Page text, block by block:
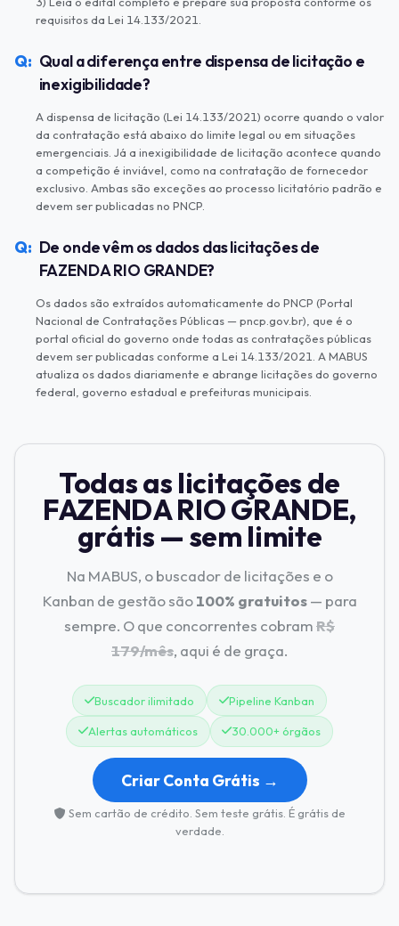
requisitos da Lei 14.133/2021.
Qual a diferença entre dispensa de licitação e
inexigibilidade?
A dispensa de licitação (Lei 14.133/2021) ocorre quando o valor
da contratação está abaixo do limite legal ou em situações
emergenciais. Já a inexigibilidade de licitação acontece quando
a competição é inviável, como na contratação de fornecedor
exclusivo. Ambas são exceções ao processo licitatório padrão e
devem ser publicadas no PNCP.
De onde vêm os dados das licitações de
FAZENDA RIO GRANDE?
Os dados são extraídos automaticamente do PNCP (Portal
Nacional de Contratações Públicas — pncp.gov.br), que é o
portal oficial do governo onde todas as contratações públicas
devem ser publicadas conforme a Lei 14.133/2021. A MABUS
atualiza os dados diariamente e abrange licitações do governo
federal, governo estadual e prefeituras municipais.
Todas as licitações de
FAZENDA RIO GRANDE,
grátis — sem limite
Na MABUS, o buscador de licitações e o
Kanban de gestão são100% gratuitos— para
sempre. O que concorrentes cobramR$
179/mês, aqui é de graça.
Buscador ilimitado Pipeline Kanban
Alertas automáticos 30.000+ órgãos
Criar Conta Grátis →
Sem cartão de crédito. Sem teste grátis. É grátis de
verdade.